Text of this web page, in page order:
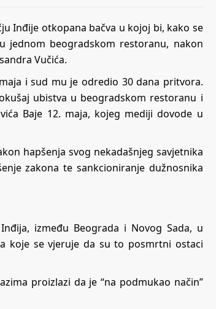
Inđije otkopana bačva u kojoj bi, kako se
jednom beogradskom restoranu, nakon
Vučića.
i sud mu je odredio 30 dana pritvora.
ubistva u beogradskom restoranu i
Baje 12. maja, kojeg mediji dovode u
hapšenja svog nekadašnjeg savjetnika
zakona te sankcioniranje dužnosnika
između Beograda i Novog Sada, u
koje se vjeruje da su to posmrtni ostaci
proizlazi da je “na podmukao način”